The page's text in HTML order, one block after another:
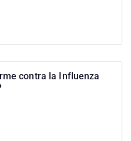
contra la Influenza